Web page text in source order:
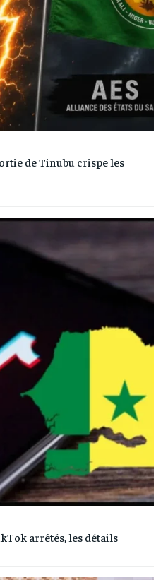
de Tinubu crispe les
arrêtés, les détails